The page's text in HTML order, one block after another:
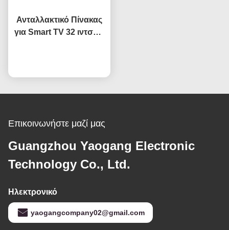
Ανταλλακτικό Πίνακας
για Smart TV 32 ιντσών
κρυστάλλου TV
Επικοινωνήστε μαζί μας
Guangzhou Yaogang Electronic
Technology Co., Ltd.
Ηλεκτρονικό
yaogangcompany02@gmail.com